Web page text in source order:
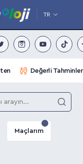
TR
Değerli Tahminler
Maçlarım